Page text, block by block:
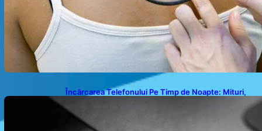
Încărcarea Telefonului Pe Timp de Noapte: Mituri,